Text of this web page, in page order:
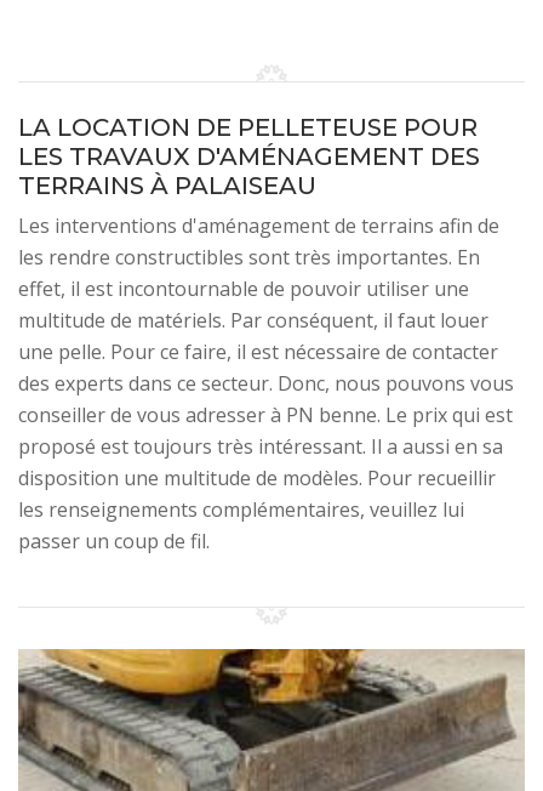
LA LOCATION DE PELLETEUSE POUR
LES TRAVAUX D'AMÉNAGEMENT DES
TERRAINS À PALAISEAU
Les interventions d'aménagement de terrains afin de
les rendre constructibles sont très importantes. En
effet, il est incontournable de pouvoir utiliser une
multitude de matériels. Par conséquent, il faut louer
une pelle. Pour ce faire, il est nécessaire de contacter
des experts dans ce secteur. Donc, nous pouvons vous
conseiller de vous adresser à PN benne. Le prix qui est
proposé est toujours très intéressant. Il a aussi en sa
disposition une multitude de modèles. Pour recueillir
les renseignements complémentaires, veuillez lui
passer un coup de fil.